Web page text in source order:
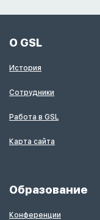
О GSL
История
Сотрудники
Работа в GSL
Карта сайта
Образование
Конференции